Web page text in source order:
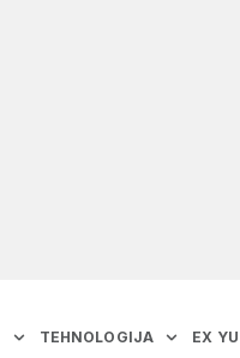
TEHNOLOGIJA EX YU